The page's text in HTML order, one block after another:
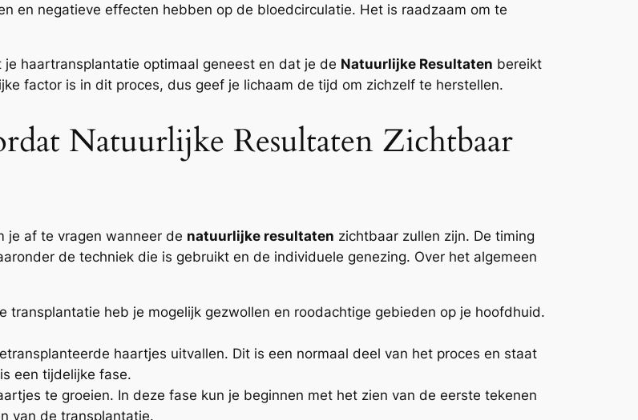
en negatieve effecten hebben op de bloedcirculatie. Het is raadzaam om te
haartransplantatie optimaal geneest en dat je de Natuurlijke Resultaten bereikt
factor is in dit proces, dus geef je lichaam de tijd om zichzelf te herstellen.
Natuurlijke Resultaten Zichtbaar
je af te vragen wanneer de natuurlijke resultaten zichtbaar zullen zijn. De timing
de techniek die is gebruikt en de individuele genezing. Over het algemeen
transplantatie heb je mogelijk gezwollen en roodachtige gebieden op je hoofdhuid.
haartjes uitvallen. Dit is een normaal deel van het proces en staat
een tijdelijke fase.
te groeien. In deze fase kun je beginnen met het zien van de eerste tekenen
van de transplantatie.